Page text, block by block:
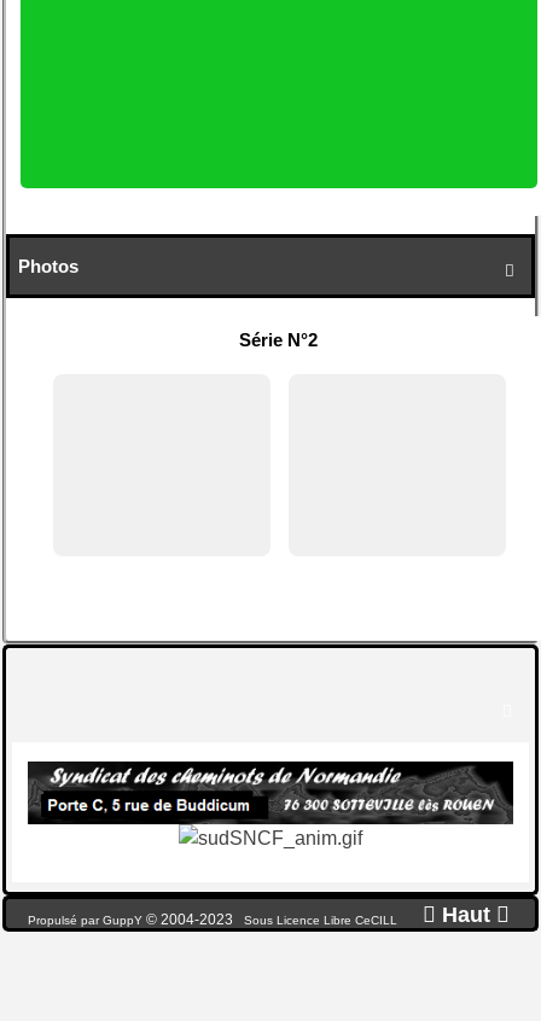

Photos
Série N°2
 Haut 
Propulsé par GuppY © 2004-2023 Sous Licence Libre CeCILL